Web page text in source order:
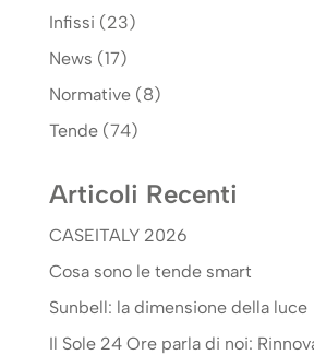
Infissi (23)
News (17)
Normative(8)
Tende(74)
Articoli Recenti
CASEITALY 2026
Cosa sono le tende smart
Sunbell: la dimensione della luce
Il Sole 24 Ore parla di noi: